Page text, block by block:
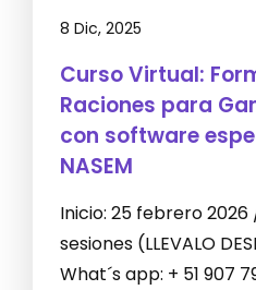
8 Dic, 2025
Curso Virtual:
Raciones para
con software
NASEM
Inicio: 25 febrero 2026
sesiones (LLEVALO
What´s app: + 51 907